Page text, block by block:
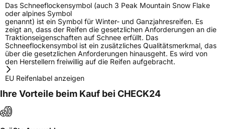
Das Schneeflockensymbol (auch 3 Peak Mountain Snow Flake
oder alpines Symbol
genannt) ist ein Symbol für Winter- und Ganzjahresreifen. Es
zeigt an, dass der Reifen die gesetzlichen Anforderungen an die
Traktionseigenschaften auf Schnee erfüllt. Das
Schneeflockensymbol ist ein zusätzliches Qualitätsmerkmal, das
über die gesetzlichen Anforderungen hinausgeht. Es wird von
den Herstellern freiwillig auf die Reifen aufgebracht.
EU Reifenlabel anzeigen
Ihre Vorteile beim Kauf bei CHECK24